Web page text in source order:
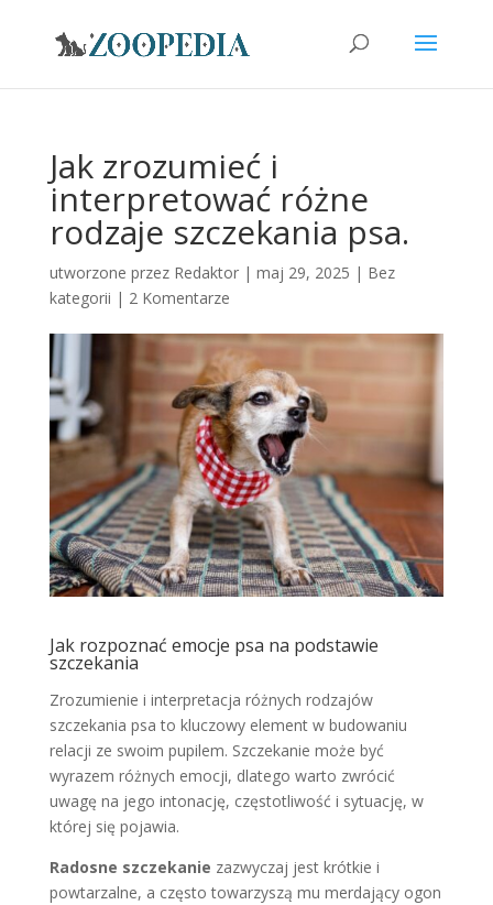
Jak zrozumieć i
interpretować różne
rodzaje szczekania psa.
utworzone przez Redaktor| maj 29, 2025 | Bez
kategorii | 2 Komentarze
Jak rozpoznać emocje psa na podstawie
szczekania
Zrozumienie i interpretacja różnych rodzajów
szczekania psa to kluczowy element w budowaniu
relacji ze swoim pupilem. Szczekanie może być
wyrazem różnych emocji, dlatego warto zwrócić
uwagę na jego intonację, częstotliwość i sytuację, w
której się pojawia.
Radosne szczekanie zazwyczaj jest krótkie i
powtarzalne, a często towarzyszą mu merdający ogon